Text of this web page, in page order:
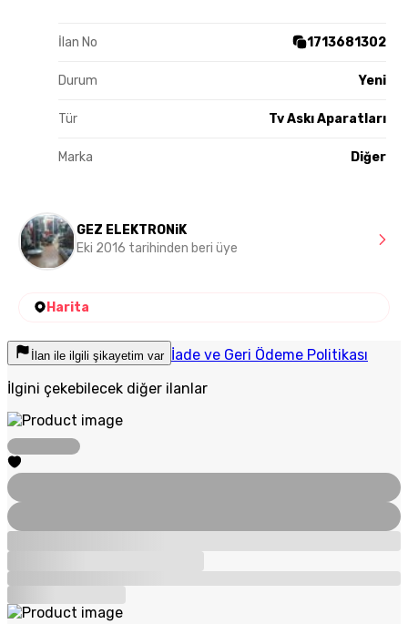
İlan No 1713681302
Durum Yeni
Tür Tv Askı Aparatları
Marka Diğer
GEZ ELEKTRONiK
Eki 2016 tarihinden beri üye
Harita
İlan ile ilgili şikayetim var İade ve Geri Ödeme Politikası
İlgini çekebilecek diğer ilanlar